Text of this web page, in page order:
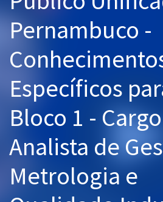
Graduação
OAB
Questões grátis
Aprovados
Pernambuco -
Específicos
Bloco 1 -
Analista de
Metrologia e